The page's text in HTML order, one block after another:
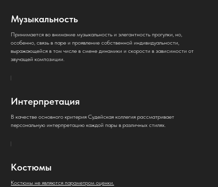
Музыкальность
Принимается во внимание музыкальность и элегантность прогулки, но,
особенно, связь в паре и проявление собственной индивидуальности,
выражающейся в том числе в смене динамики и скорости в зависимости от
звучащей композиции.
Интерпретация
В качестве основного критерия Судейская коллегия рассматривает
персональную интерпретацию каждой пары в различных стилях.
Костюмы
Костюмы не являются параметром оценки.